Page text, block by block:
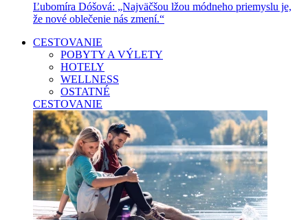
Ľubomíra Dóšová: „Najväčšou lžou módneho priemyslu je,
že nové oblečenie nás zmení.“
CESTOVANIE
POBYTY A VÝLETY
HOTELY
WELLNESS
OSTATNÉ
CESTOVANIE